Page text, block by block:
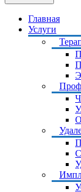
Главная
Услуги